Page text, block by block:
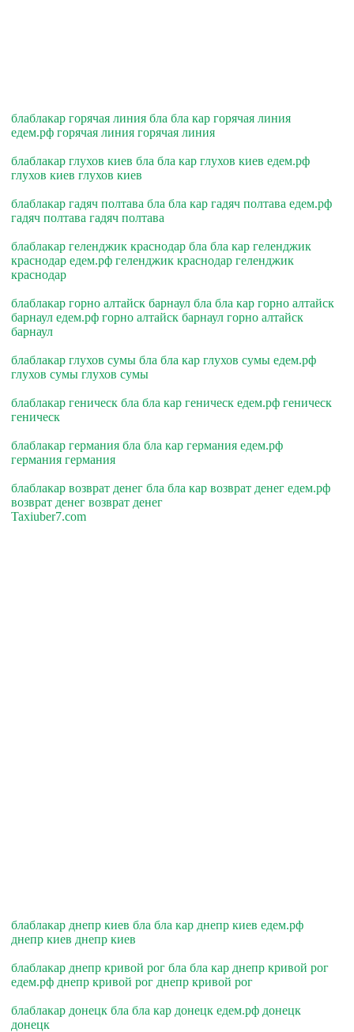
блаблакар горячая линия бла бла кар горячая линия
едем.рф горячая линия горячая линия
блаблакар глухов киев бла бла кар глухов киев едем.рф
глухов киев глухов киев
блаблакар гадяч полтава бла бла кар гадяч полтава едем.рф
гадяч полтава гадяч полтава
блаблакар геленджик краснодар бла бла кар геленджик
краснодар едем.рф геленджик краснодар геленджик
краснодар
блаблакар горно алтайск барнаул бла бла кар горно алтайск
барнаул едем.рф горно алтайск барнаул горно алтайск
барнаул
блаблакар глухов сумы бла бла кар глухов сумы едем.рф
глухов сумы глухов сумы
блаблакар геническ бла бла кар геническ едем.рф геническ
геническ
блаблакар германия бла бла кар германия едем.рф
германия германия
блаблакар возврат денег бла бла кар возврат денег едем.рф
возврат денег возврат денег
Taxiuber7.com
блаблакар днепр киев бла бла кар днепр киев едем.рф
днепр киев днепр киев
блаблакар днепр кривой рог бла бла кар днепр кривой рог
едем.рф днепр кривой рог днепр кривой рог
блаблакар донецк бла бла кар донецк едем.рф донецк
донецк